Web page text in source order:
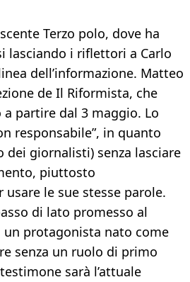
Terzo polo, dove ha
lasciando i riflettori a Carlo
dell’informazione. Matteo
de Il Riformista, che
partire dal 3 maggio. Lo
responsabile”, in quanto
dei giornalisti) senza lasciare
piuttosto
usare le sue stesse parole.
di lato promesso al
protagonista nato come
senza un ruolo di primo
sarà l’attuale